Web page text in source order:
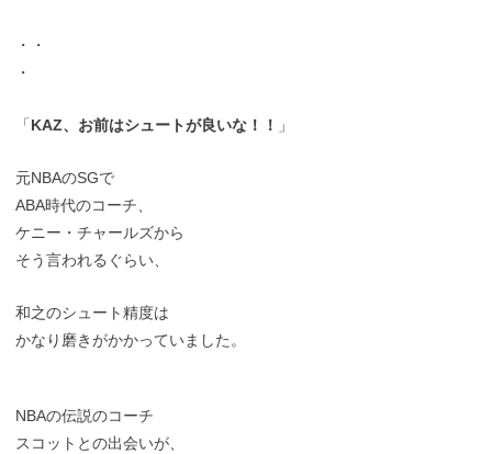
・・
・
「KAZ、お前はシュートが良いな！！ 」
元NBAのSGで
ABA時代のコーチ、
ケニー・チャールズから
そう言われるぐらい、
和之のシュート精度は
かなり磨きがかかっていました。
NBAの伝説のコーチ
スコットとの出会いが、